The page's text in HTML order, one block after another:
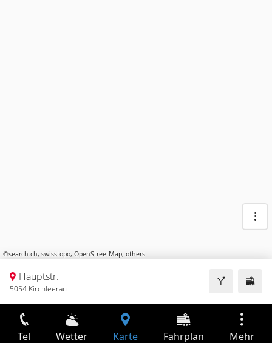
©search.ch, swisstopo, OpenStreetMap, others
Hauptstr.
5054 Kirchleerau
Tel Wetter Karte Fahrplan Mehr